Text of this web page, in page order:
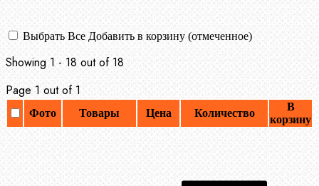
Выбрать Все Добавить в корзину (отмеченное)
Showing 1 - 18 out of 18
Page 1 out of 1
Фото Товары Цена Количество
В
корзину